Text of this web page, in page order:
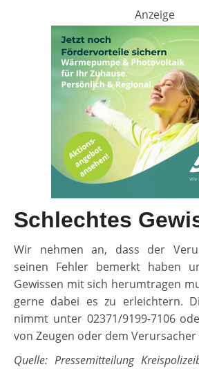
Anzeige
Schlechtes
Wir nehmen an, dass der
seinen Fehler bemerkt haben
Gewissen mit sich herumtragen
gerne dabei es zu erleichtern.
nimmt unter 02371/9199-7106
von Zeugen oder dem Verursacher
Quelle: Pressemitteilung